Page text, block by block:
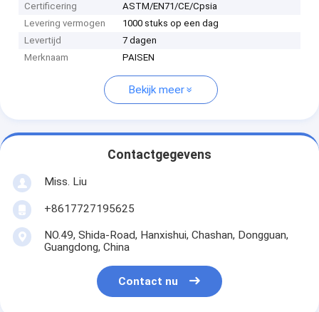
Certificering
ASTM/EN71/CE/Cpsia
Levering vermogen
1000 stuks op een dag
Levertijd
7 dagen
Merknaam
PAISEN
Bekijk meer
Contactgegevens
Miss. Liu
+8617727195625
NO.49, Shida-Road, Hanxishui, Chashan, Dongguan,
Guangdong, China
Contact nu